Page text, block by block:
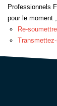
Professionnels
pour le moment
Re-